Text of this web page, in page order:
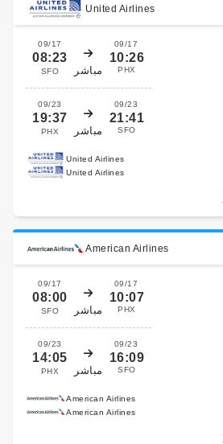
United Airlines
09/17
08:23
SFO مباشر
09/17
10:26
PHX
09/23
19:37
PHX مباشر
09/23
21:41
SFO
United Airlines
United Airlines
American Airlines
09/17
08:00
SFO مباشر
09/17
10:07
PHX
09/23
14:05
PHX مباشر
09/23
16:09
SFO
American Airlines
American Airlines